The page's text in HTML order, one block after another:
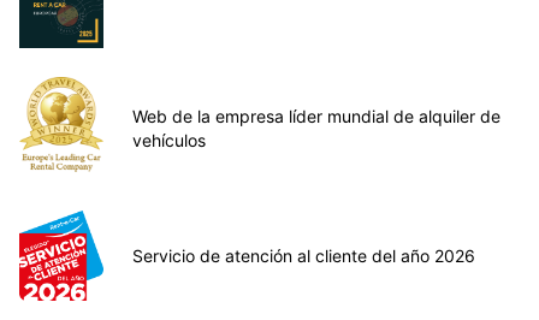
Web de la empresa líder mundial de alquiler de
vehículos
Servicio de atención al cliente del año 2026